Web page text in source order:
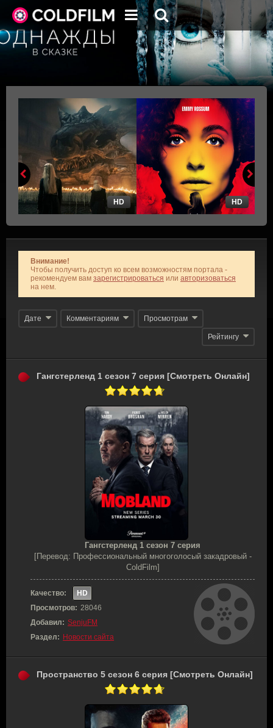
HD HD
Внимание!
Чтобы получить доступ ко всем возможностям портала -
рекомендуем вам зарегистрироваться или авторизоваться
на нем.
Дате Комментариям Просмотрам
Рейтингу
Гангстерленд 1 сезон 7 серия [Смотреть Онлайн]
Гангстерленд 1 сезон 7 серия
[Перевод: Профессиональный многоголосый закадровый -
ColdFilm]
Качество:
HD
Просмотров: 28046
Добавил: SenjuFM
Раздел: Новости сайта
Пространство 5 сезон 6 серия [Смотреть Онлайн]